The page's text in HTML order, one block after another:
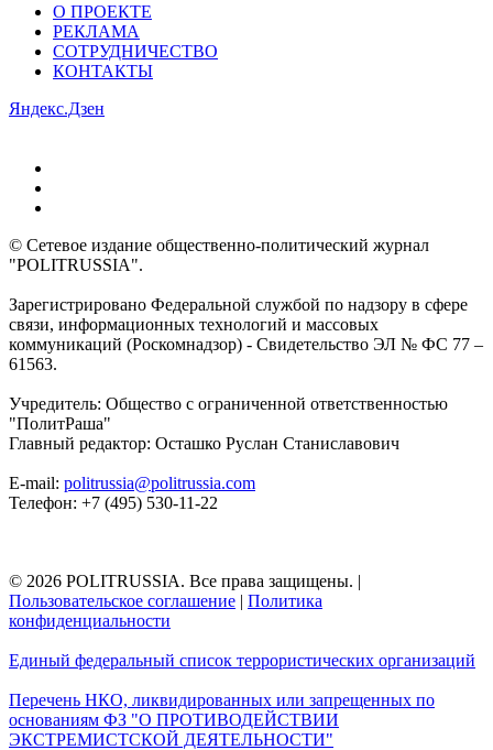
О ПРОЕКТЕ
РЕКЛАМА
СОТРУДНИЧЕСТВО
КОНТАКТЫ
Яндекс.Дзен
© Сетевое издание общественно-политический журнал
"POLITRUSSIA".
Зарегистрировано Федеральной службой по надзору в сфере
связи, информационных технологий и массовых
коммуникаций (Роскомнадзор) - Свидетельство ЭЛ № ФС 77 –
61563.
Учредитель: Общество с ограниченной ответственностью
"ПолитРаша"
Главный редактор: Осташко Руслан Станиславович
E-mail: politrussia@politrussia.com
Телефон: +7 (495) 530-11-22
© 2026 POLITRUSSIA. Все права защищены. |
Пользовательское соглашение | Политика
конфиденциальности
Единый федеральный список террористических организаций
Перечень НКО, ликвидированных или запрещенных по
основаниям ФЗ "О ПРОТИВОДЕЙСТВИИ
ЭКСТРЕМИСТСКОЙ ДЕЯТЕЛЬНОСТИ"